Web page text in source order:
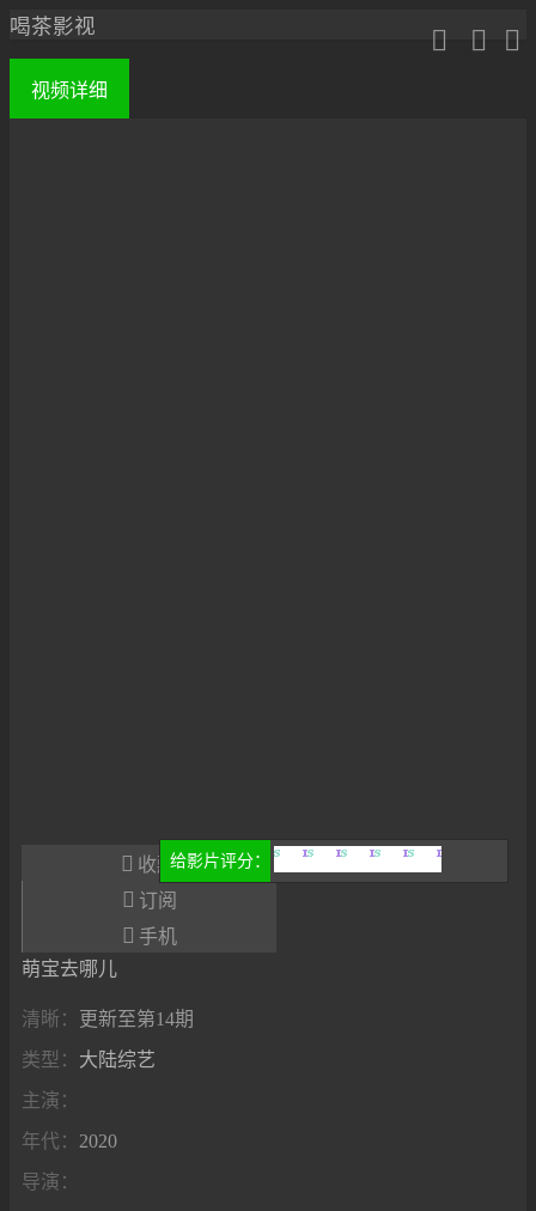



喝茶影视
视频详细
 收藏
 订阅
 手机
给影片评分：
很差较差还行推荐
萌宝去哪儿
清晰：
更新至第14期
类型： 大陆综艺
主演：
年代： 2020
导演：